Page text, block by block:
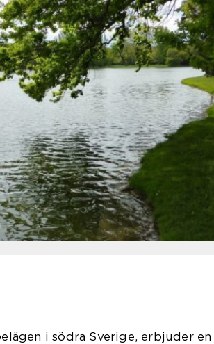
i södra Sverige, erbjuder en